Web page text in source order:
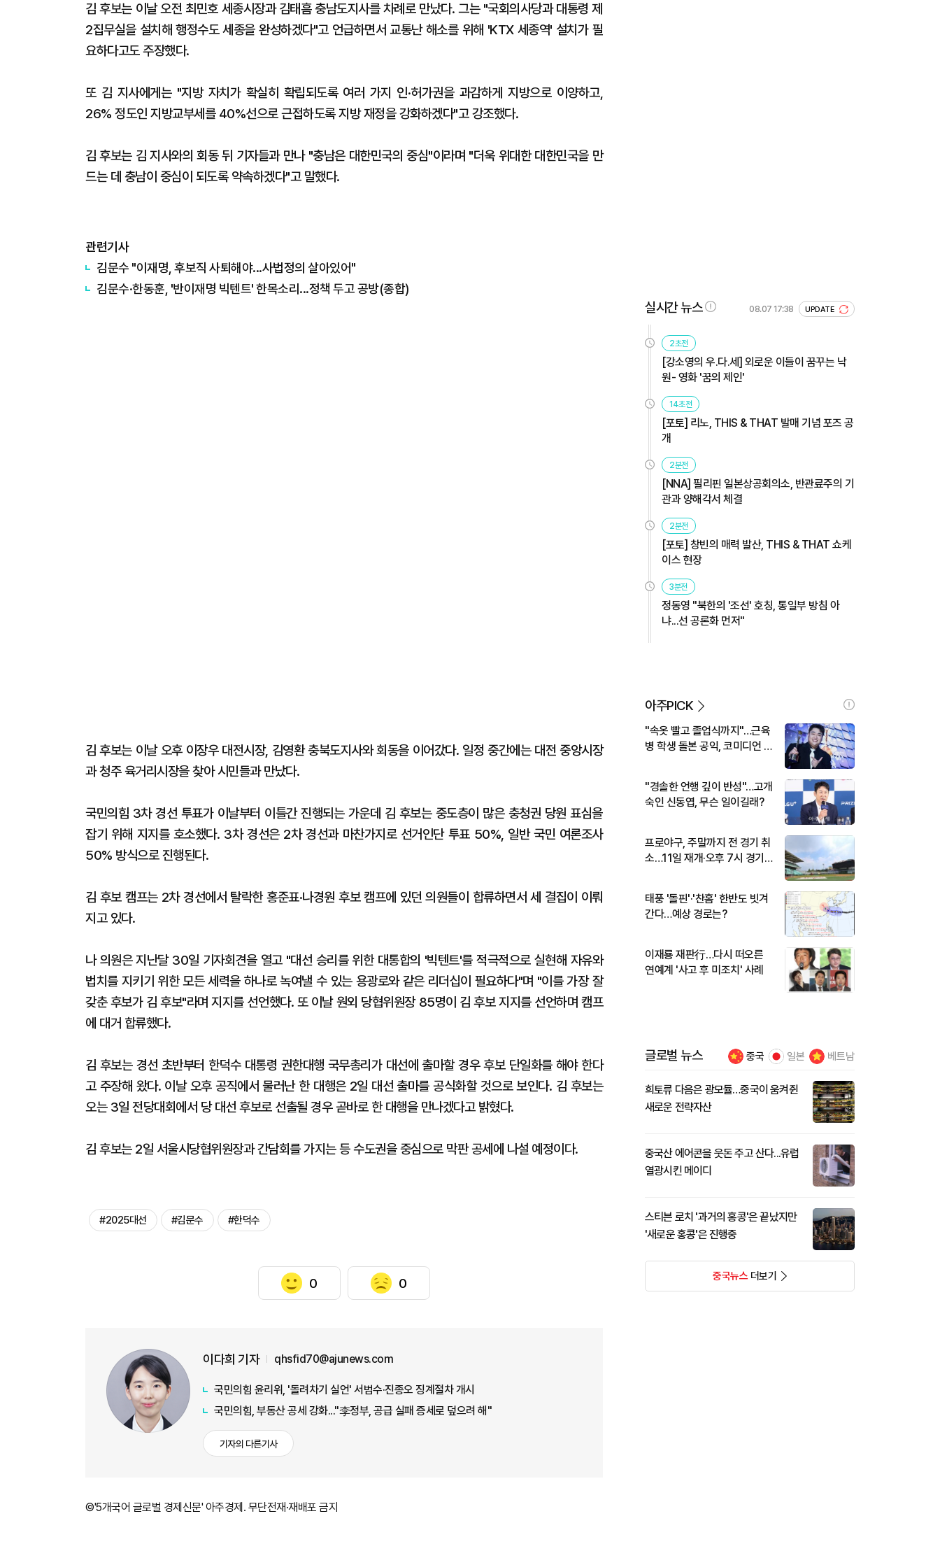
김 후보는 이날 오전 최민호 세종시장과 김태흠 충남도지사를 차례로 만났다. 그는 "국회의사당과 대통령 제
2집무실을 설치해 행정수도 세종을 완성하겠다"고 언급하면서 교통난 해소를 위해 'KTX 세종역' 설치가 필
요하다고도 주장했다.
또 김 지사에게는 "지방 자치가 확실히 확립되도록 여러 가지 인·허가권을 과감하게 지방으로 이양하고,
26% 정도인 지방교부세를 40%선으로 근접하도록 지방 재정을 강화하겠다"고 강조했다.
김 후보는 김 지사와의 회동 뒤 기자들과 만나 "충남은 대한민국의 중심"이라며 "더욱 위대한 대한민국을 만
드는 데 충남이 중심이 되도록 약속하겠다"고 말했다.
관련기사
김문수 "이재명, 후보직 사퇴해야...사법정의 살아있어"
김문수·한동훈, '반이재명 빅텐트' 한목소리...정책 두고 공방(종합)
김 후보는 이날 오후 이장우 대전시장, 김영환 충북도지사와 회동을 이어갔다. 일정 중간에는 대전 중앙시장
과 청주 육거리시장을 찾아 시민들과 만났다.
국민의힘 3차 경선 투표가 이날부터 이틀간 진행되는 가운데 김 후보는 중도층이 많은 충청권 당원 표심을
잡기 위해 지지를 호소했다. 3차 경선은 2차 경선과 마찬가지로 선거인단 투표 50%, 일반 국민 여론조사
50% 방식으로 진행된다.
김 후보 캠프는 2차 경선에서 탈락한 홍준표·나경원 후보 캠프에 있던 의원들이 합류하면서 세 결집이 이뤄
지고 있다.
나 의원은 지난달 30일 기자회견을 열고 "대선 승리를 위한 대통합의 '빅텐트'를 적극적으로 실현해 자유와
법치를 지키기 위한 모든 세력을 하나로 녹여낼 수 있는 용광로와 같은 리더십이 필요하다"며 "이를 가장 잘
갖춘 후보가 김 후보"라며 지지를 선언했다. 또 이날 원외 당협위원장 85명이 김 후보 지지를 선언하며 캠프
에 대거 합류했다.
김 후보는 경선 초반부터 한덕수 대통령 권한대행 국무총리가 대선에 출마할 경우 후보 단일화를 해야 한다
고 주장해 왔다. 이날 오후 공직에서 물러난 한 대행은 2일 대선 출마를 공식화할 것으로 보인다. 김 후보는
오는 3일 전당대회에서 당 대선 후보로 선출될 경우 곧바로 한 대행을 만나겠다고 밝혔다.
김 후보는 2일 서울시당협위원장과 간담회를 가지는 등 수도권을 중심으로 막판 공세에 나설 예정이다.
#2025대선 #김문수 #한덕수
0 0
이다희 기자 qhsfid70@ajunews.com
국민의힘 윤리위, '돌려차기 실언' 서범수·진종오 징계절차 개시
국민의힘, 부동산 공세 강화..."李정부, 공급 실패 증세로 덮으려 해"
기자의 다른기사
©'5개국어 글로벌 경제신문' 아주경제. 무단전재·재배포 금지
실시간 뉴스 08.07 17:38 UPDATE
2초전
[강소영의 우.다.세] 외로운 이들이 꿈꾸는 낙
원- 영화 '꿈의 제인'
14초전
[포토] 리노, THIS & THAT 발매 기념 포즈 공
개
2분전
[NNA] 필리핀 일본상공회의소, 반관료주의 기
관과 양해각서 체결
2분전
[포토] 창빈의 매력 발산, THIS & THAT 쇼케
이스 현장
3분전
정동영 "북한의 '조선' 호칭, 통일부 방침 아
냐...선 공론화 먼저"
아주PICK
"속옷 빨고 졸업식까지"…근육
병 학생 돌본 공익, 코미디언 김
"경솔한 언행 깊이 반성"…고개
숙인 신동엽, 무슨 일이길래?
프로야구, 주말까지 전 경기 취
소…11일 재개·오후 7시 경기
태풍 '돌핀'·'찬홈' 한반도 빗겨
간다…예상 경로는?
이재룡 재판行…다시 떠오른
연예계 '사고 후 미조치' 사례
글로벌 뉴스 중국 일본 베트남
희토류 다음은 광모듈…중국이 움켜쥔
새로운 전략자산
중국산 에어콘을 웃돈 주고 산다...유럽
열광시킨 메이디
스티븐 로치 '과거의 홍콩'은 끝났지만
'새로운 홍콩'은 진행중
중국뉴스더보기